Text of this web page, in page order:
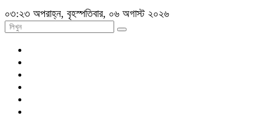
০৩:২৩ অপরাহ্ন, বৃহস্পতিবার, ০৬ অগাস্ট ২০২৬